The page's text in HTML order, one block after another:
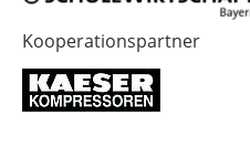
Kooperationspartner